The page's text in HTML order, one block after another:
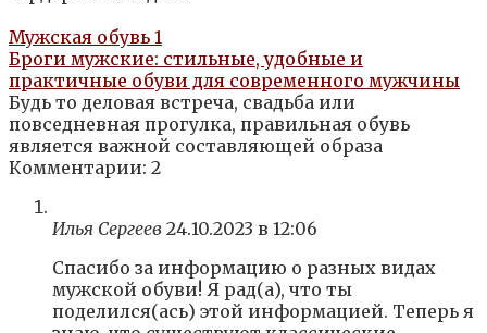
Мужская обувь 1
Броги мужские: стильные, удобные и
практичные обуви для современного мужчины
Будь то деловая встреча, свадьба или
повседневная прогулка, правильная обувь
является важной составляющей образа
Комментарии: 2
Илья Сергеев 24.10.2023 в 12:06
Спасибо за информацию о разных видах
мужской обуви! Я рад(а), что ты
поделился(ась) этой информацией. Теперь я